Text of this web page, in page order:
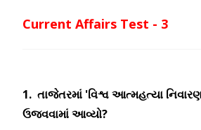
Current Affairs Test - 3
1. તાજેતરમાં 'વિશ્વ આત્મહત્યા
ઉજવવામાં આવ્યો?